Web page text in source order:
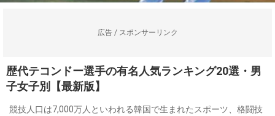
広告 / スポンサーリンク
歴代テコンドー選手の有名人気ランキング20選・男
子女子別【最新版】
競技人口は7,000万人といわれる韓国で生まれたスポーツ、格闘技